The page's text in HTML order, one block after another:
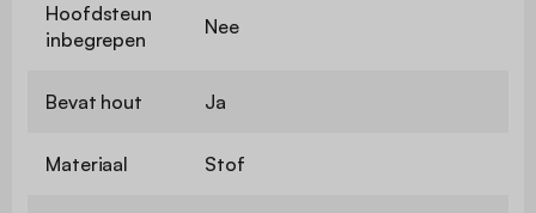
Hoofdsteun
inbegrepen
Nee
Bevat hout Ja
Materiaal Stof